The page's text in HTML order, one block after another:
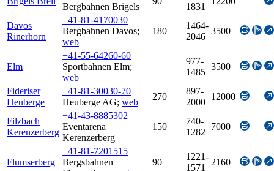
Bergbahnen Brigels
1831
Davos
Rinerhorn
+41-81-4170030
Bergbahnen Davos;
web
180
1464-
2046
3500
Elm
+41-55-64260-60
Sportbahnen Elm;
web
977-
1485
3500
Fideriser
Heuberge
+41-81-30030-70
Heuberge AG; web
270
897-
2000
12000
Filzbach
Kerenzerberg
+41-43-8885302
Eventarena
Kerenzerberg
150
740-
1282
7000
Flumserberg
+41-81-7201515
Bergsbahnen
90
1221-
1571
2160